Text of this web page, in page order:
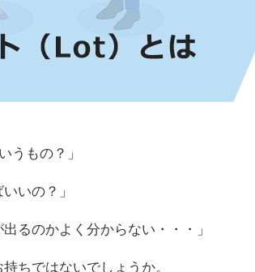
うもの？」
いの？」
るのかよく分からない・・・」
ちではないでしょうか。